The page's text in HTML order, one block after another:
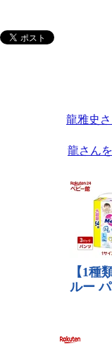
龍雅史
龍さん